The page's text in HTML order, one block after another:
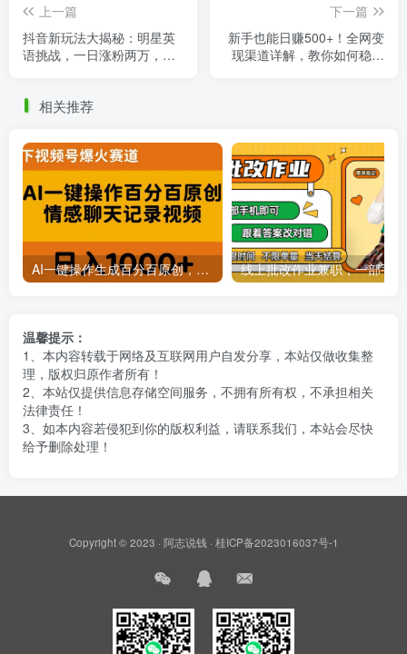
上一篇
抖音新玩法大揭秘：明星英
语挑战，一日涨粉两万，月
下一篇
新手也能日赚500+！全网变
现渠道详解，教你如何稳定
相关推荐
AI一键操作生成百分百原创，揭秘情感聊天记录视频，当下视频号爆火新赛道
温馨提示：
1、本内容转载于网络及互联网用户自发分享，本站仅做收集整
理，版权归原作者所有！
2、本站仅提供信息存储空间服务，不拥有所有权，不承担相关
法律责任！
3、如本内容若侵犯到你的版权利益，请联系我们，本站会尽快
给予删除处理！
Copyright © 2023 · 阿志说钱 · 桂ICP备2023016037号-1